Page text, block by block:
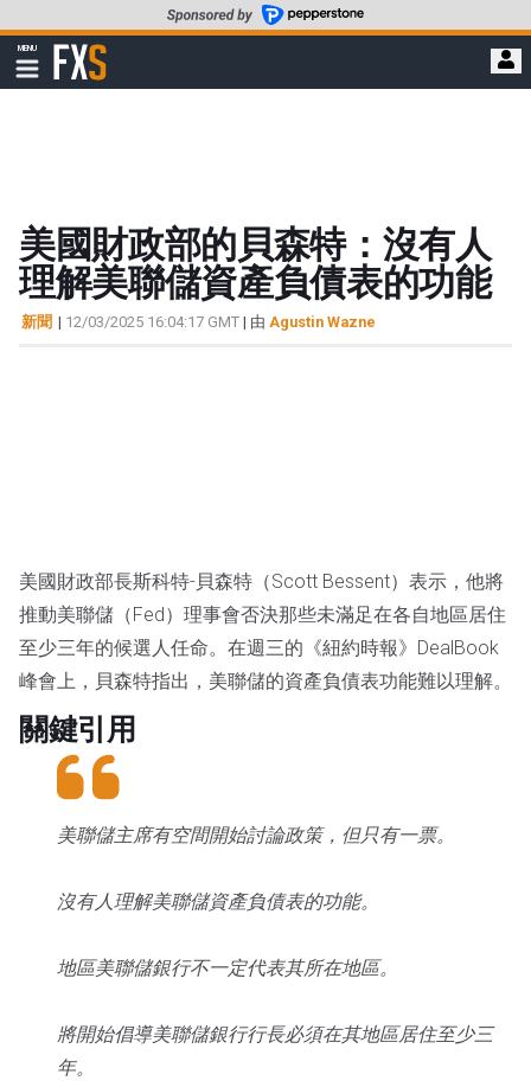
至
要
MENU
顯
示
FXStreet
美國財政部的貝森特：沒有人
理解美聯儲資產負債表的功能
新聞 | 12/03/2025 16:04:17 GMT | 由 Agustin Wazne
美國財政部長斯科特-貝森特（Scott Bessent）表示，他將
推動美聯儲（Fed）理事會否決那些未滿足在各自地區居住
至少三年的候選人任命。在週三的《紐約時報》DealBook
峰會上，貝森特指出，美聯儲的資產負債表功能難以理解。
關鍵引用
美聯儲主席有空間開始討論政策，但只有一票。
沒有人理解美聯儲資產負債表的功能。
地區美聯儲銀行不一定代表其所在地區。
將開始倡導美聯儲銀行行長必須在其地區居住至少三
年。